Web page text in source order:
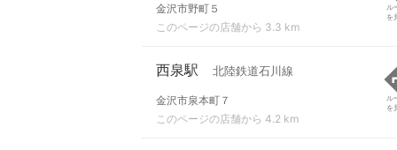
金沢市野町５
このページの店舗から 3.3 km
ル
を
西泉駅 北陸鉄道石川線
金沢市泉本町７
このページの店舗から 4.2 km
ル
を